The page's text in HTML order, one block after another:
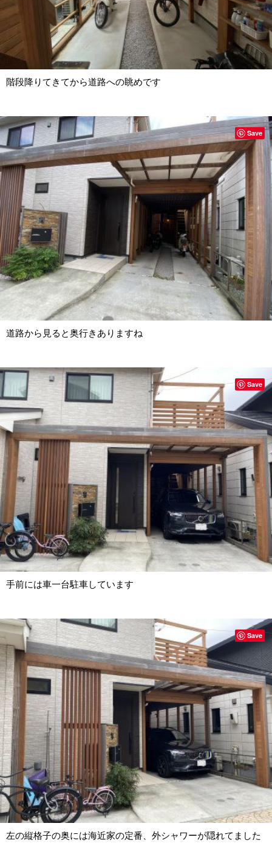
階段降りてきてから道路への眺めです
道路から見ると奥行きありますね
Save
手前には車一台駐車しています
Save
左の縦格子の奥には海近家の定番、外シャワーが隠れてました
Save